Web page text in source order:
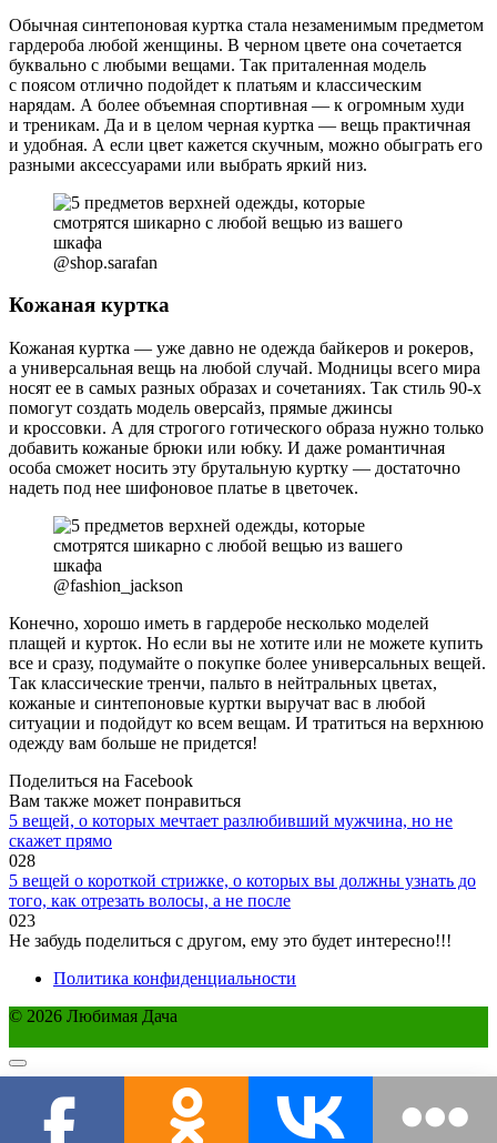
Обычная синтепоновая куртка стала незаменимым предметом
гардероба любой женщины. В черном цвете она сочетается
буквально с любыми вещами. Так приталенная модель
с поясом отлично подойдет к платьям и классическим
нарядам. А более объемная спортивная — к огромным худи
и треникам. Да и в целом черная куртка — вещь практичная
и удобная. А если цвет кажется скучным, можно обыграть его
разными аксессуарами или выбрать яркий низ.
@shop.sarafan
Кожаная куртка
Кожаная куртка — уже давно не одежда байкеров и рокеров,
а универсальная вещь на любой случай. Модницы всего мира
носят ее в самых разных образах и сочетаниях. Так стиль 90-х
помогут создать модель оверсайз, прямые джинсы
и кроссовки. А для строгого готического образа нужно только
добавить кожаные брюки или юбку. И даже романтичная
особа сможет носить эту брутальную куртку — достаточно
надеть под нее шифоновое платье в цветочек.
@fashion_jackson
Конечно, хорошо иметь в гардеробе несколько моделей
плащей и курток. Но если вы не хотите или не можете купить
все и сразу, подумайте о покупке более универсальных вещей.
Так классические тренчи, пальто в нейтральных цветах,
кожаные и синтепоновые куртки выручат вас в любой
ситуации и подойдут ко всем вещам. И тратиться на верхнюю
одежду вам больше не придется!
Поделиться на Facebook
Вам также может понравиться
5 вещей, о которых мечтает разлюбивший мужчина, но не
скажет прямо
028
5 вещей о короткой стрижке, о которых вы должны узнать до
того, как отрезать волосы, а не после
023
Не забудь поделиться с другом, ему это будет интересно!!!
Политика конфиденциальности
© 2026 Любимая Дача
Этот сайт использует cookie для хранения данных. Продолжая
использовать сайт, Вы даете свое согласие на работу с этими файлами.